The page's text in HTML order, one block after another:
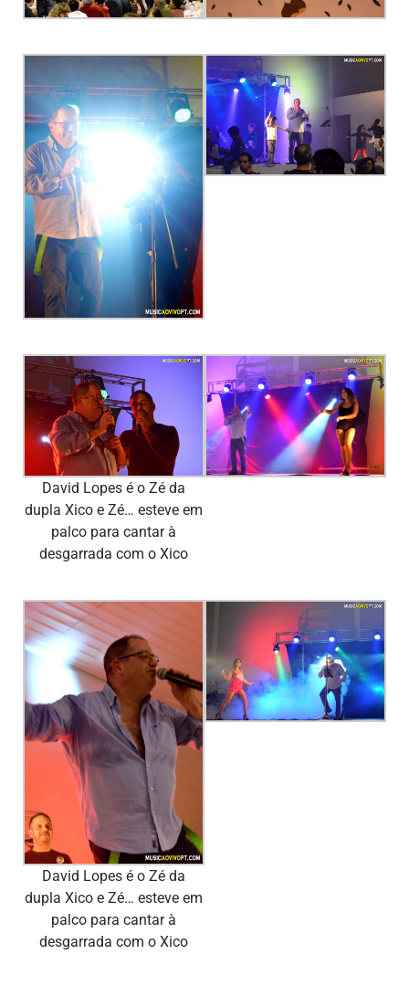
David Lopes é o Zé da
dupla Xico e Zé… esteve em
palco para cantar à
desgarrada com o Xico
David Lopes é o Zé da
dupla Xico e Zé… esteve em
palco para cantar à
desgarrada com o Xico